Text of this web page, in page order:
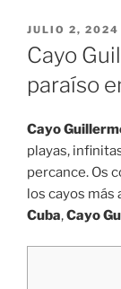
PUBLICADO
EL
JULIO 2, 2024
Cayo
paraíso
Cayo
playas,
percance. Os
los cayos más
Cuba,Cayo